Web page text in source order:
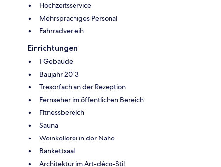
Hochzeitsservice
Mehrsprachiges Personal
Fahrradverleih
Einrichtungen
1 Gebäude
Baujahr 2013
Tresorfach an der Rezeption
Fernseher im öffentlichen Bereich
Fitnessbereich
Sauna
Weinkellerei in der Nähe
Bankettsaal
Architektur im Art-déco-Stil